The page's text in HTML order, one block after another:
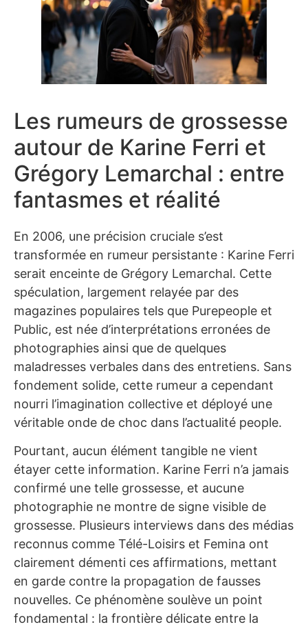
Les rumeurs de grossesse
autour de Karine Ferri et
Grégory Lemarchal : entre
fantasmes et réalité
En 2006, une précision cruciale s’est
transformée en rumeur persistante : Karine Ferri
serait enceinte de Grégory Lemarchal. Cette
spéculation, largement relayée par des
magazines populaires tels que Purepeople et
Public, est née d’interprétations erronées de
photographies ainsi que de quelques
maladresses verbales dans des entretiens. Sans
fondement solide, cette rumeur a cependant
nourri l’imagination collective et déployé une
véritable onde de choc dans l’actualité people.
Pourtant, aucun élément tangible ne vient
étayer cette information. Karine Ferri n’a jamais
confirmé une telle grossesse, et aucune
photographie ne montre de signe visible de
grossesse. Plusieurs interviews dans des médias
reconnus comme Télé-Loisirs et Femina ont
clairement démenti ces affirmations, mettant
en garde contre la propagation de fausses
nouvelles. Ce phénomène soulève un point
fondamental : la frontière délicate entre la